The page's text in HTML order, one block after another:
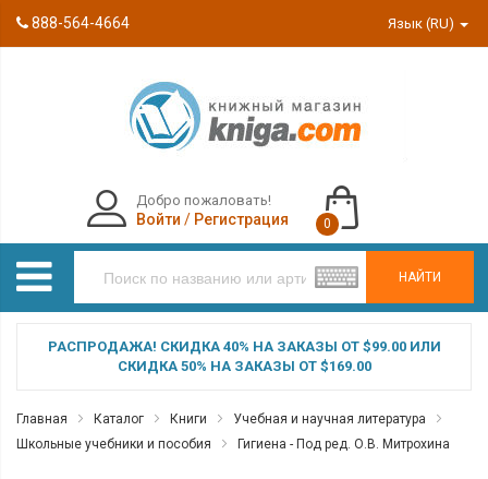
888-564-4664 Язык (RU)
НАЙТИ
Добро пожаловать!
Войти / Регистрация 0
РАСПРОДАЖА! СКИДКА 40% НА ЗАКАЗЫ ОТ $99.00 ИЛИ
СКИДКА 50% НА ЗАКАЗЫ ОТ $169.00
Главная Каталог Книги
Учебная и научная литература
Школьные учебники и пособия
Гигиена - Под ред. О.В. Митрохина